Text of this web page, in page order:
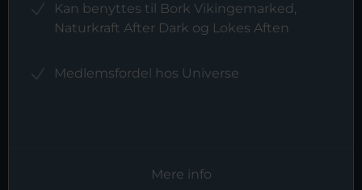
Kan benyttes til Bork Vikingemarked,
Naturkraft After Dark og Lokes Aften
Medlemsfordel hos Universe
Mere info